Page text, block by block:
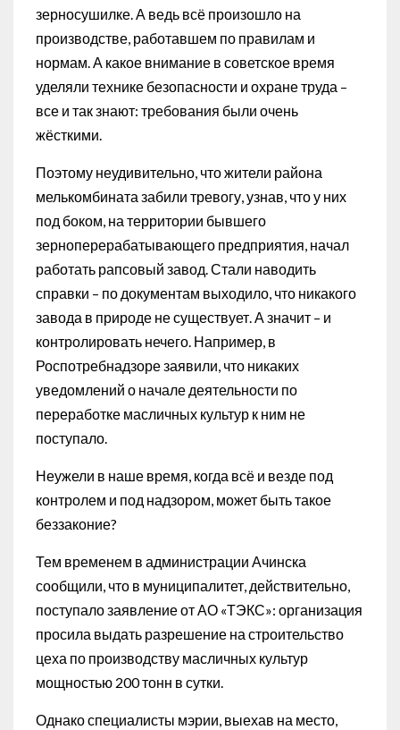
зерносушилке. А ведь всё произошло на
производстве, работавшем по правилам и
нормам. А какое внимание в советское время
уделяли технике безопасности и охране труда –
все и так знают: требования были очень
жёсткими.
Поэтому неудивительно, что жители района
мелькомбината забили тревогу, узнав, что у них
под боком, на территории бывшего
зерноперерабатывающего предприятия, начал
работать рапсовый завод. Стали наводить
справки – по документам выходило, что никакого
завода в природе не существует. А значит – и
контролировать нечего. Например, в
Роспотребнадзоре заявили, что никаких
уведомлений о начале деятельности по
переработке масличных культур к ним не
поступало.
Неужели в наше время, когда всё и везде под
контролем и под надзором, может быть такое
беззаконие?
Тем временем в администрации Ачинска
сообщили, что в муниципалитет, действительно,
поступало заявление от АО «ТЭКС»: организация
просила выдать разрешение на строительство
цеха по производству масличных культур
мощностью 200 тонн в сутки.
Однако специалисты мэрии, выехав на место,